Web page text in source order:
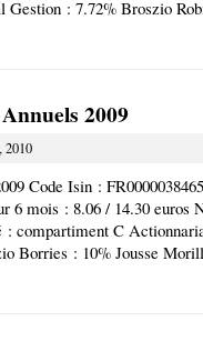
: 7.72% Broszio
2009
Code Isin : FR0000038465
6 mois : 8.06 / 14.30 euros
compartiment C
Borries : 10% Jousse